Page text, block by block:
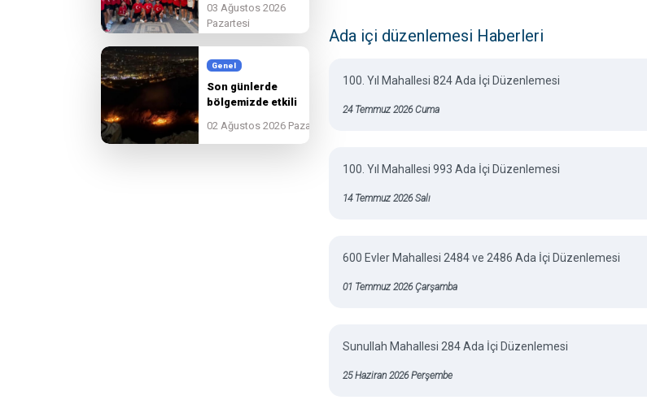
hemşehrilerimizle
buluşturuyoruz.
03 Ağustos 2026
Pazartesi
Genel
Son günlerde
bölgemizde etkili
karşı tüm
02 Ağustos 2026 Pazar
Ada içi düzenlemesi Haberleri
100. Yıl Mahallesi 824 Ada İçi Düzenlemesi
24 Temmuz 2026 Cuma
100. Yıl Mahallesi 993 Ada İçi Düzenlemesi
14 Temmuz 2026 Salı
600 Evler Mahallesi 2484 ve 2486 Ada İçi Düzenlemesi
01 Temmuz 2026 Çarşamba
Sunullah Mahallesi 284 Ada İçi Düzenlemesi
25 Haziran 2026 Perşembe